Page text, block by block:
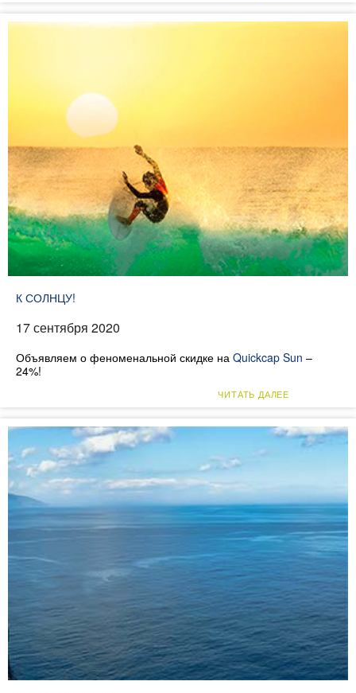
К СОЛНЦУ!
17 сентября 2020
Объявляем о феноменальной скидке на Quickcap Sun –
24%!
ЧИТАТЬ ДАЛЕЕ